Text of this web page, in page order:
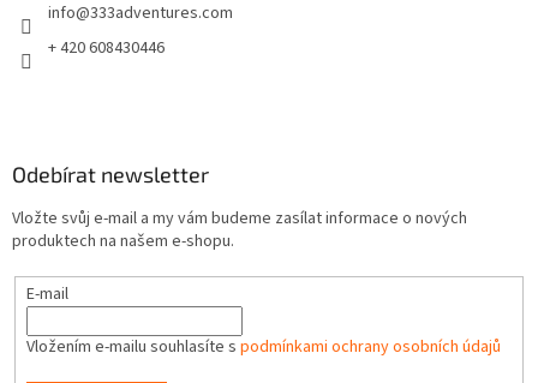
info@333adventures.com
+ 420 608430446
Odebírat newsletter
Vložte svůj e-mail a my vám budeme zasílat informace o nových
produktech na našem e-shopu.
E-mail
Vložením e-mailu souhlasíte s podmínkami ochrany osobních údajů